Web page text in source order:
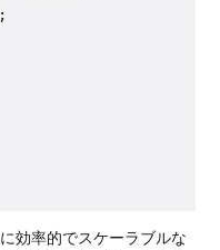
効率的でスケーラブルな